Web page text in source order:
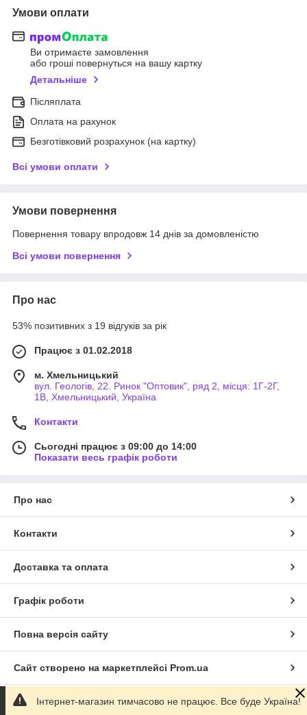
Умови оплати
Ви отримаєте замовлення
або гроші повернуться на вашу картку
Детальніше
Післяплата
Оплата на рахунок
Безготівковий розрахунок (на картку)
Всі умови оплати
Умови повернення
Повернення товару впродовж 14 днів за домовленістю
Всі умови повернення
Про нас
53% позитивних з 19 відгуків за рік
Працює з 01.02.2018
м. Хмельницький
вул. Геологів, 22. Ринок "Оптовик", ряд 2, місця: 1Г-2Г,
1В, Хмельницький, Україна
Контакти
Сьогодні працює з 09:00 до 14:00
Показати весь графік роботи
Про нас
Контакти
Доставка та оплата
Графік роботи
Повна версія сайту
Сайт створено на маркетплейсі Prom.ua
Політика конфіденційності
Інтернет-магазин тимчасово не працює. Все буде Україна!